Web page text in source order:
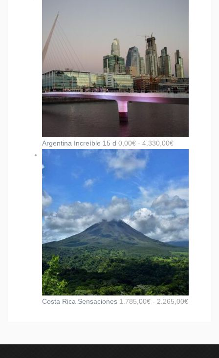
Argentina Increíble 15 d 0,00€ - 4.330,00€
Costa Rica Sensaciones 1.785,00€ - 2.265,00€